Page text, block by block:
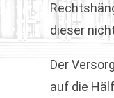
dieser
Der
auf die